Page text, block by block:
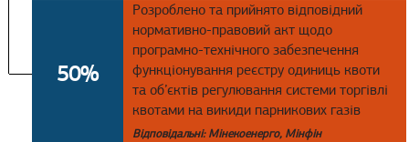
50%
Розроблено та прийнято відповідний
нормативно-правовий акт щодо
програмно-технічного забезпечення
функціонування реєстру одиниць квоти
та об’єктів регулювання системи торгівлі
квотами на викиди парникових газів
Відповідальні: Мінекоенерго, Мінфін